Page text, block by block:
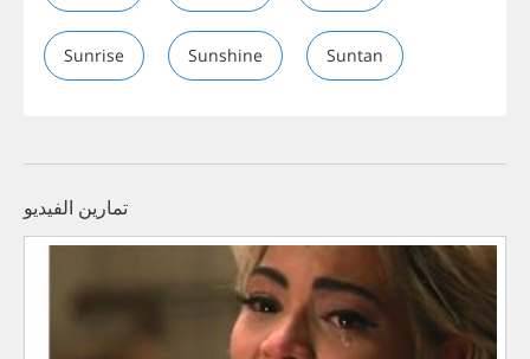
Sunrise Sunshine Suntan
تمارين الفيديو